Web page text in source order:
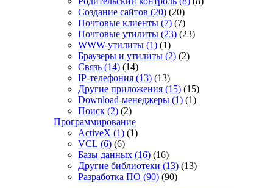
Создание сайтов (20) (20)
Почтовые клиенты (7) (7)
Почтовые утилиты (23) (23)
WWW-утилиты (1) (1)
Браузеры и утилиты (2) (2)
Связь (14) (14)
IP-телефония (13) (13)
Другие приложения (15) (15)
Download-менеджеры (1) (1)
Поиск (2) (2)
Программирование
ActiveX (1) (1)
VCL (6) (6)
Базы данных (16) (16)
Другие библиотеки (13) (13)
Разработка ПО (90) (90)